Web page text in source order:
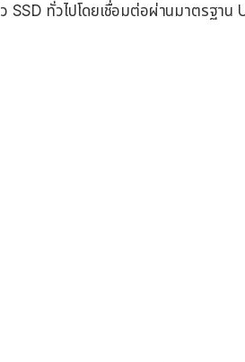
SSD ทั่วไปโดยเชื่อมต่อผ่านมาตรฐาน